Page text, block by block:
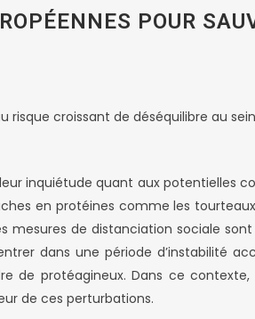
POUR
croissant de déséquilibre au
inquiétude quant aux potentielles
en protéines comme les
mesures de distanciation sociale
dans une période d’instabilité
de protéagineux. Dans ce contexte,
de ces perturbations.